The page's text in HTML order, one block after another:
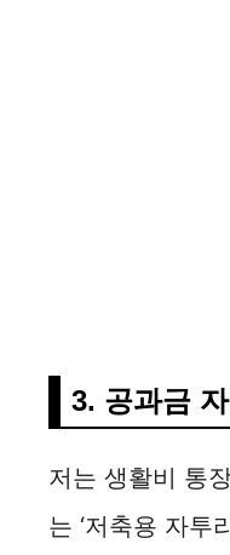
3. 공과금
저는 생활비 통
는 ‘저축용 자투